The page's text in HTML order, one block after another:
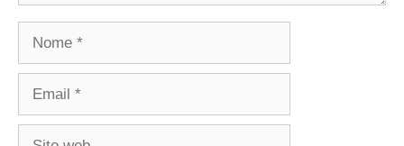
Nome
Email
Sito